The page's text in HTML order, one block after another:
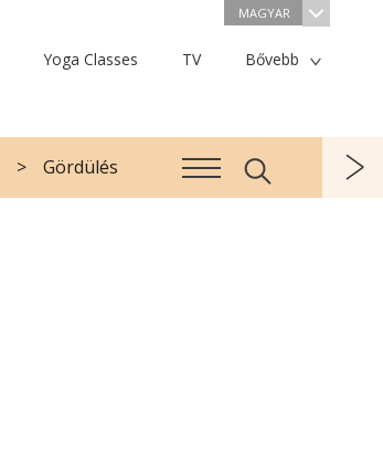
MAGYAR
Yoga Classes TV Bővebb
Gördülés